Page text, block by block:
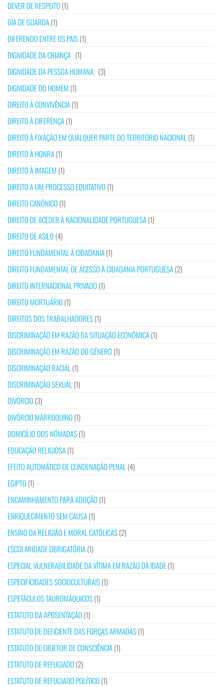
DEVER DE RESPEITO (1)
DIA DE GUARDA(1)
DIFERENDO ENTRE OS PAIS(1)
DIGNIDADE DA CRIANÇA (1)
DIGNIDADE DA PESSOA HUMANA (3)
DIGNIDADE DO HOMEM (1)
DIREITO À CONVIVÊNCIA(1)
DIREITO À DIFERENÇA(1)
DIREITO À FIXAÇÃO EM QUALQUER PARTE DO TERRITÓRIO NACIONAL (1)
DIREITO À HONRA(1)
DIREITO À IMAGEM (1)
DIREITO A UM PROCESSO EQUITATIVO (1)
DIREITO CANÓNICO (1)
DIREITO DE ACEDER À NACIONALIDADE PORTUGUESA(1)
DIREITO DE ASILO (4)
DIREITO FUNDAMENTAL À CIDADANIA(1)
DIREITO FUNDAMENTAL DE ACESSO À CIDADANIA PORTUGUESA(2)
DIREITO INTERNACIONAL PRIVADO (1)
DIREITO MORTUÁRIO (1)
DIREITOS DOS TRABALHADORES(1)
DISCRIMINAÇÃO EM RAZÃO DA SITUAÇÃO ECONÓMICA(1)
DISCRIMINAÇÃO EM RAZÃO DO GÉNERO (1)
DISCRIMINAÇÃO RACIAL (1)
DISCRIMINAÇÃO SEXUAL (1)
DIVÓRCIO (3)
DIVÓRCIO MARROQUINO (1)
DOMICÍLIO DOS NÓMADAS(1)
EDUCAÇÃO RELIGIOSA(1)
EFEITO AUTOMÁTICO DE CONDENAÇÃO PENAL (4)
EGIPTO (1)
ENCAMINHAMENTO PARA ADOÇÃO (1)
ENRIQUECIMENTO SEM CAUSA(1)
ENSINO DA RELIGIÃO E MORAL CATÓLICAS(2)
ESCOLARIDADE OBRIGATÓRIA(1)
ESPECIAL VULNERABILIDADE DA VÍTIMA EM RAZÃO DA IDADE(1)
ESPECIFICIDADES SOCIOCULTURAIS(1)
ESPETÁCULOS TAUROMÁQUICOS(1)
ESTATUTO DA APOSENTAÇÃO (1)
ESTATUTO DE DEFICIENTE DAS FORÇAS ARMADAS(1)
ESTATUTO DE OBJETOR DE CONSCIÊNCIA(1)
ESTATUTO DE REFUGIADO (2)
ESTATUTO DE REFUGIADO POLÍTICO (1)